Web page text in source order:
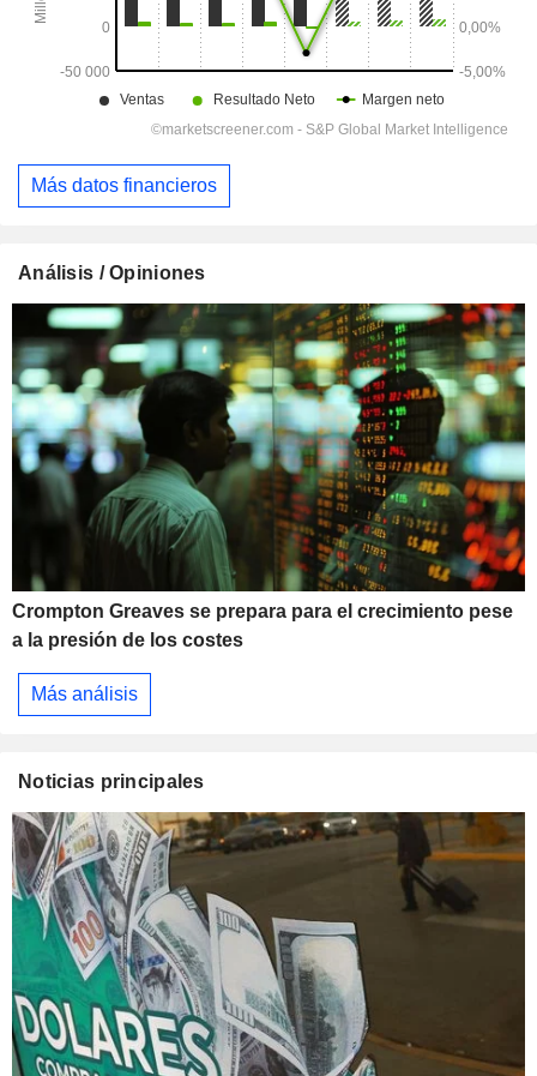
Más datos financieros
Análisis / Opiniones
Crompton Greaves se prepara para el crecimiento pese
a la presión de los costes
Más análisis
Noticias principales